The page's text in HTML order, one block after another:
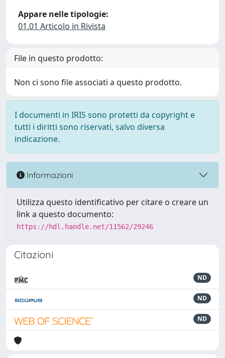
Appare nelle tipologie:
01.01 Articolo in Rivista
File in questo prodotto:
Non ci sono file associati a questo prodotto.
I documenti in IRIS sono protetti da copyright e
tutti i diritti sono riservati, salvo diversa
indicazione.
Informazioni
Utilizza questo identificativo per citare o creare un
link a questo documento:
https://hdl.handle.net/11562/29246
Citazioni
ND
ND
ND